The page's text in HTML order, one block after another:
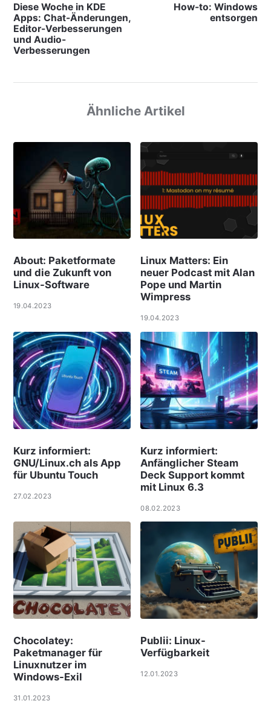
Diese Woche in KDE
Apps: Chat-Änderungen,
Editor-Verbesserungen
und Audio-
Verbesserungen
How-to: Windows
entsorgen
Ähnliche Artikel
About: Paketformate
und die Zukunft von
Linux-Software
19.04.2023
Linux Matters: Ein
neuer Podcast mit Alan
Pope und Martin
Wimpress
19.04.2023
Kurz informiert:
GNU/Linux.ch als App
für Ubuntu Touch
27.02.2023
Kurz informiert:
Anfänglicher Steam
Deck Support kommt
mit Linux 6.3
08.02.2023
Chocolatey:
Paketmanager für
Linuxnutzer im
Windows-Exil
31.01.2023
Publii: Linux-
Verfügbarkeit
12.01.2023